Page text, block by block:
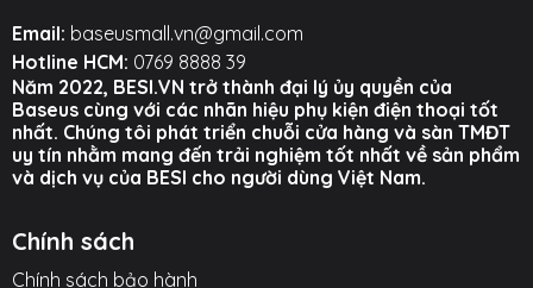
lớp oleophobic cao cấp nhập khẩu giúp chống
bám dấu vân tay và cho cảm giác vuốt chạm
cực kỳ mượt mà, phản hồi chính xác.
💪GIA CỐ KÉP, SIÊU BỀN BỈ:Không chỉ cứng mà
còn dẻo dai. Kính đã trải qua quá trình gia cố
lực. Sản phẩm đã được thử nghiệm chịu va đập
từ bi thép 64g rơi ở độ cao 80cm mà không vỡ.
Email: baseusmall.vn@gmail.com
Hotline HCM: 0769 8888 39
Năm 2022, BESI.VN trở thành đại lý ủy quyền của
Baseus cùng với các nhãn hiệu phụ kiện điện thoại tốt
nhất. Chúng tôi phát triển chuỗi cửa hàng và sàn TMĐT
uy tín nhằm mang đến trải nghiệm tốt nhất về sản phẩm
và dịch vụ của BESI cho người dùng Việt Nam.
Chính sách
Chính sách bảo hành